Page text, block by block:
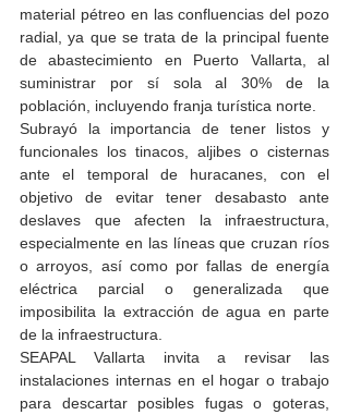
material pétreo en las confluencias del pozo
radial, ya que se trata de la principal fuente
de abastecimiento en Puerto Vallarta, al
suministrar por sí sola al 30% de la
población, incluyendo franja turística norte.
Subrayó la importancia de tener listos y
funcionales los tinacos, aljibes o cisternas
ante el temporal de huracanes, con el
objetivo de evitar tener desabasto ante
deslaves que afecten la infraestructura,
especialmente en las líneas que cruzan ríos
o arroyos, así como por fallas de energía
eléctrica parcial o generalizada que
imposibilita la extracción de agua en parte
de la infraestructura.
SEAPAL Vallarta invita a revisar las
instalaciones internas en el hogar o trabajo
para descartar posibles fugas o goteras,